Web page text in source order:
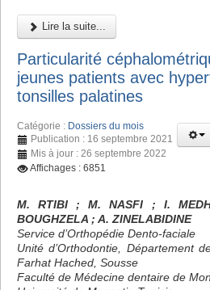
Lire la suite...
Particularité
jeunes patients avec
tonsilles palatines
Catégorie : Dossiers du mois
Publication : 16 septembre 2021
Mis à jour : 26 septembre 2022
Affichages : 6851
M. RTIBI ; M. NASFI ; I.
BOUGHZELA ; A. ZINELABIDINE
Service d’Orthopédie Dento-faciale
Unité d’Orthodontie, Département
Farhat Hached, Sousse
Faculté de Médecine dentaire de